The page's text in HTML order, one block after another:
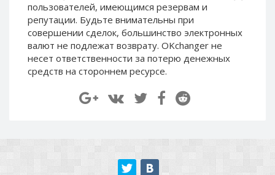
пользователей, имеющимся резервам и
репутации. Будьте внимательны при
совершении сделок, большинство электронных
валют не подлежат возврату. OKchanger не
несет ответственности за потерю денежных
средств на стороннем ресурсе.
Payoneer EUR
Revolut Binance USD
(BUSD)
Piastrix EUR
Payoneer EUR
Revolut Binance USD
(BUSD)
Revolut USD
Revolut GBP
Piastrix USD